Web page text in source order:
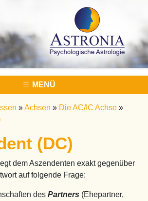
MENÜ
»Achsen » Die AC/IC Achse »
(DC)
dem Aszendenten exakt gegenüber
auf folgende Frage:
des Partners (Ehepartner,